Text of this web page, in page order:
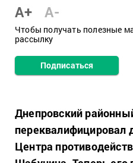
A+ A-
Чтобы получать полезные
рассылку
Подписаться
Днепровский
переквалифицировал
Центра